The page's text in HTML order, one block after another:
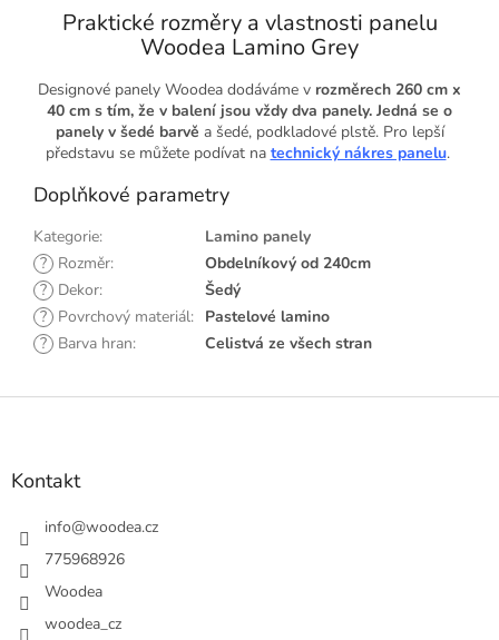
Praktické rozměry a vlastnosti panelu
Woodea Lamino Grey
Designové panely Woodea dodáváme v rozměrech 260 cm x
40 cm s tím, že v balení jsou vždy dva panely. Jedná se o
panely v šedé barvě a šedé, podkladové plstě. Pro lepší
představu se můžete podívat na technický nákres panelu.
Doplňkové parametry
Kategorie:
Lamino panely
? Rozměr:
Obdelníkový od 240cm
? Dekor:
Šedý
? Povrchový materiál: Pastelové lamino
? Barva hran: Celistvá ze všech stran
Z
Kontakt
info@woodea.cz
775968926
Woodea
woodea_cz